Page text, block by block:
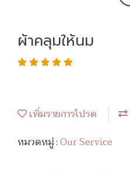
ผ้าคลุมให้นม
เพิ่มรายการโปรด
หมวดหมู่ :Our Service